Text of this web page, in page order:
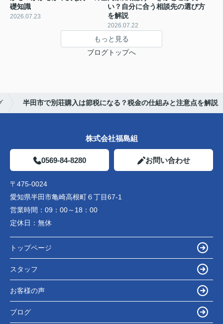
礎知識
2026.07.23
い？自分に合う相談先の選び方
を解説
2026.07.22
もっと見る
ブログトップへ
半田市で別荘購入は節税になる？税金の仕組みと注意点を解説
株式会社福島組
0569-84-8280 お問い合わせ
〒475-0024
愛知県半田市亀崎高根町６丁目67-1
営業時間： 09：00～18：00
定休日： 無休
トップページ
スタッフ
お客様の声
ブログ